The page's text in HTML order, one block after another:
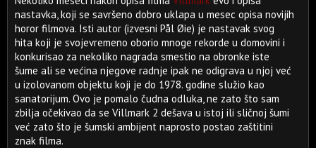
nastavka, koji se savršeno dobro uklapa u mesec opisa novijih
horor filmova. Isti autor (izvesni Pål Øie) je nastavak svog
hita koji je svojevremeno oborio mnoge rekorde u domovini i
konkurisao za nekoliko nagrada smestio na obronke iste
šume ali se većina njegove radnje ipak ne odigrava u njoj već
u izolovanom objektu koji je do 1978. godine služio kao
sanatorijum. Ovo je pomalo čudna odluka, ne zato što sam
zbilja očekivao da se Villmark 2 dešava u istoj ili sličnoj šumi
već zato što je šumski ambijent naprosto postao zaštitini
znak filma.